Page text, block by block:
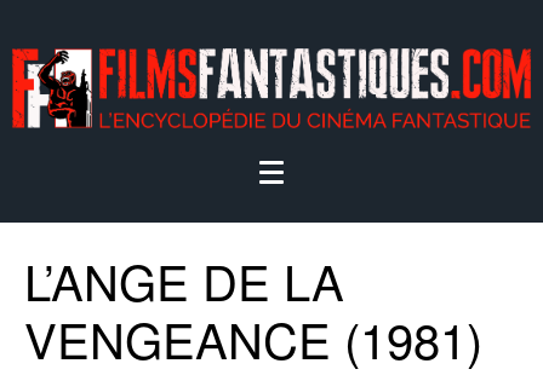
L’ANGE DE LA
VENGEANCE (1981)